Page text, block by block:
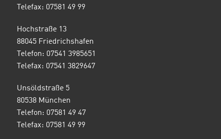
Telefax: 07581 49 99
Hochstraße 13
88045 Friedrichshafen
Telefon: 07541 3985651
Telefax: 07541 3829647
Unsöldstraße 5
80538 München
Telefon: 07581 49 47
Telefax: 07581 49 99